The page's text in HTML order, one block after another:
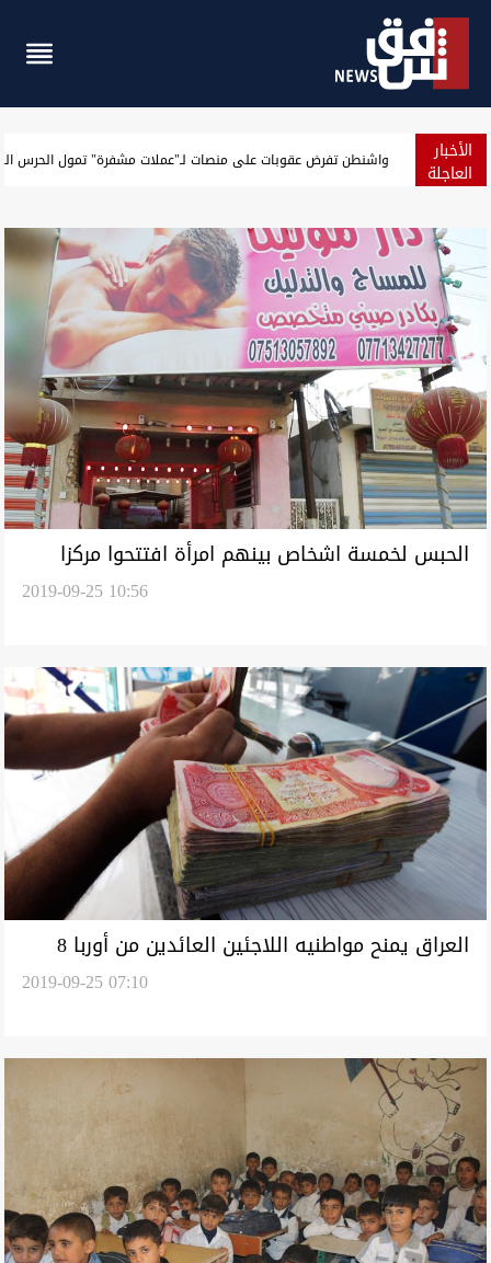
الأخبار
العاجلة الجيش الأميركي يعلن حصيلة جديدة لنتائج حصار إيران
الحبس لخمسة اشخاص بينهم امرأة افتتحوا مركزا
2019-09-25 10:56
العراق يمنح مواطنيه اللاجئين العائدين من أوربا 8
2019-09-25 07:10